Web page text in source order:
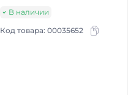
В наличии
Код товара: 00035652